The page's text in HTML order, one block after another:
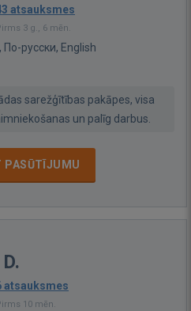
atsauksmes
3 g., 6 mēn.
По-русски, English
sarežģītības pakāpes, visa
un palīg darbus.
PASŪTĪJUMU
atsauksmes
10 mēn.